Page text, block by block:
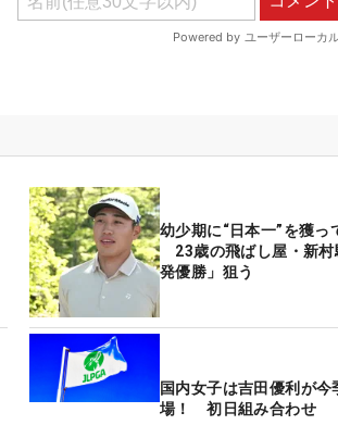
幼少期に“日本一”を獲っ
23歳の飛ばし屋・新村
発優勝」狙う
国内女子は吉田優利が今
場！ 初日組み合わせ